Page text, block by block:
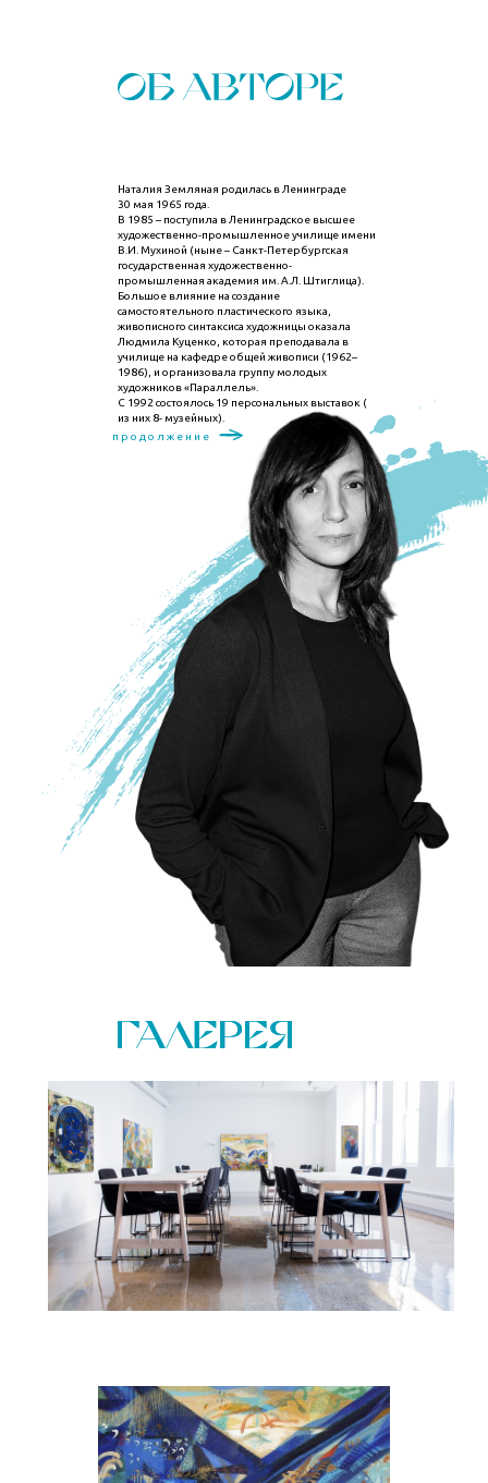
Наталия Земляная родилась в Ленинграде
30 мая 1965 года.
В 1985 – поступила в Ленинградское высшее
художественно-промышленное училище имени
В.И. Мухиной (ныне – Санкт-Петербургская
государственная художественно-
промышленная академия им. А.Л. Штиглица).
Большое влияние на создание
самостоятельного пластического языка,
живописного синтаксиса художницы оказала
Людмила Куценко, которая преподавала в
училище на кафедре общей живописи (1962–
1986), и организовала группу молодых
художников «Параллель».
С 1992 состоялось 19 персональных выставок (
из них 8- музейных).
продолжение